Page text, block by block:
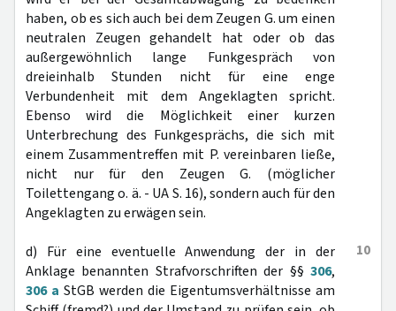
haben, ob es sich auch bei dem Zeugen G. um einen
neutralen Zeugen gehandelt hat oder ob das
außergewöhnlich lange Funkgespräch von
dreieinhalb Stunden nicht für eine enge
Verbundenheit mit dem Angeklagten spricht.
Ebenso wird die Möglichkeit einer kurzen
Unterbrechung des Funkgesprächs, die sich mit
einem Zusammentreffen mit P. vereinbaren ließe,
nicht nur für den Zeugen G. (möglicher
Toilettengang o. ä. - UA S. 16), sondern auch für den
Angeklagten zu erwägen sein.
10
d) Für eine eventuelle Anwendung der in der
Anklage benannten Strafvorschriften der §§ 306,
306 a StGB werden die Eigentumsverhältnisse am